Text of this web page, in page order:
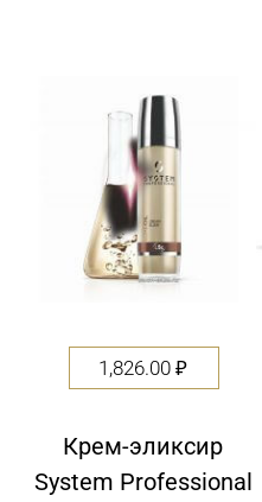
1,826.00₽
Крем-эликсир
System Professional